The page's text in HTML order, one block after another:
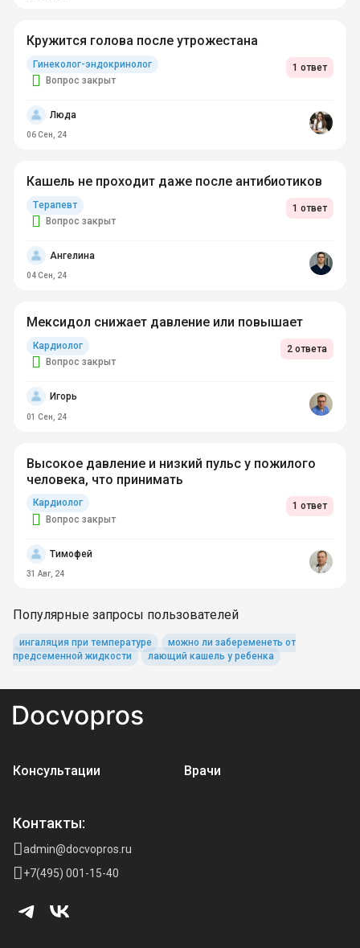
Кружится голова после утрожестана
Гинеколог-эндокринолог
Вопрос закрыт
1 ответ
Люда
06 Сен, 24
Кашель не проходит даже после антибиотиков
Терапевт
Вопрос закрыт
1 ответ
Ангелина
04 Сен, 24
Мексидол снижает давление или повышает
Кардиолог
Вопрос закрыт
2 ответа
Игорь
01 Сен, 24
Высокое давление и низкий пульс у пожилого
человека, что принимать
Кардиолог
Вопрос закрыт
1 ответ
Тимофей
31 Авг, 24
Популярные запросы пользователей
ингаляция при температуре
можно ли забеременеть от
предсеменной жидкости
лающий кашель у ребенка
Консультации Врачи
Контакты:
admin@docvopros.ru
+7(495) 001-15-40